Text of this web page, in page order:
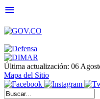
menu
Última actualización: 06
Mapa del Sitio